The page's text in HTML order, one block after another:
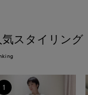
気スタイリング
1